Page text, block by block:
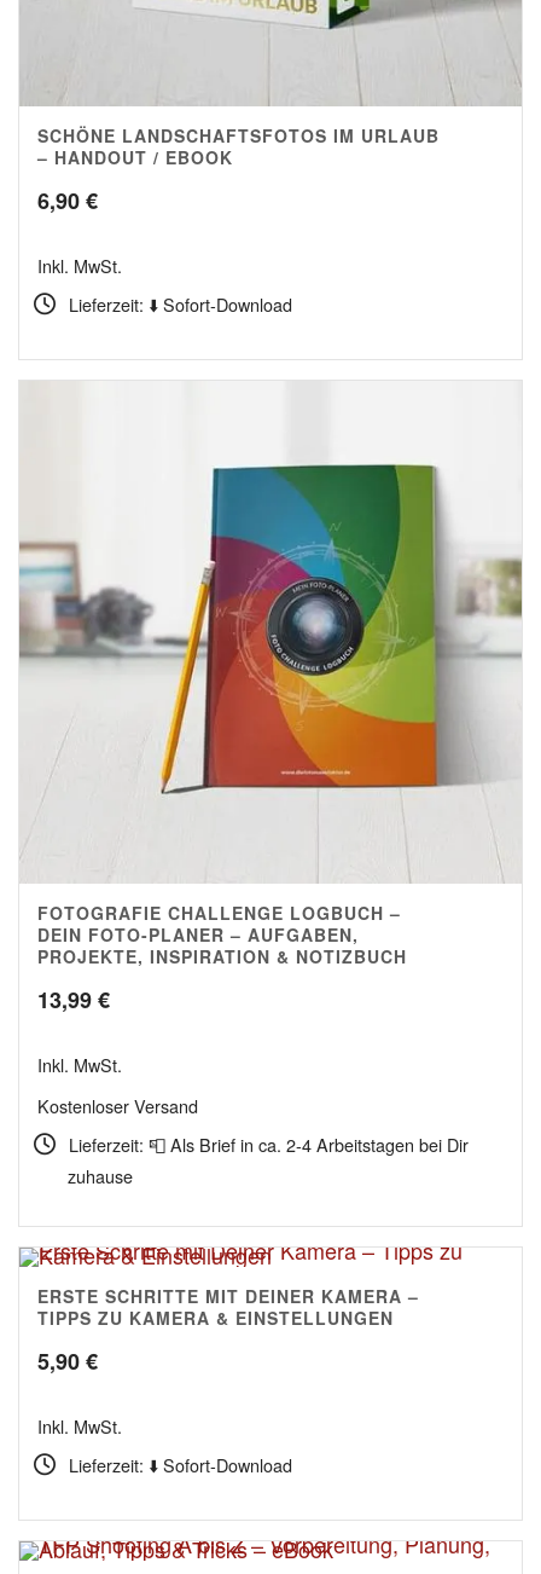
5.00
SCHÖNE LANDSCHAFTSFOTOS IM URLAUB
– HANDOUT / EBOOK
6,90€
Inkl. MwSt.
Lieferzeit: ⬇️ Sofort-Download
5.00
FOTOGRAFIE CHALLENGE LOGBUCH –
DEIN FOTO-PLANER – AUFGABEN,
PROJEKTE, INSPIRATION & NOTIZBUCH
13,99€
Inkl. MwSt.
Kostenloser Versand
Lieferzeit: 📮 Als Brief in ca. 2-4 Arbeitstagen bei Dir
zuhause
5.00
ERSTE SCHRITTE MIT DEINER KAMERA –
TIPPS ZU KAMERA & EINSTELLUNGEN
5,90€
Inkl. MwSt.
Lieferzeit: ⬇️ Sofort-Download